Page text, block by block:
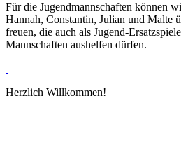
Für die Jugendmannschaften können
Hannah, Constantin, Julian und Malte
freuen, die auch als Jugend-
Mannschaften aushelfen dürfen.
Herzlich Willkommen!